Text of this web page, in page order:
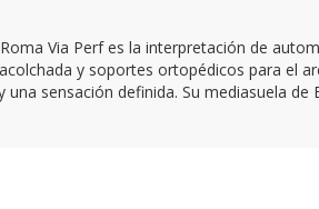
Via Perf es la interpretación de
y soportes ortopédicos para el
una sensación definida. Su mediasuela